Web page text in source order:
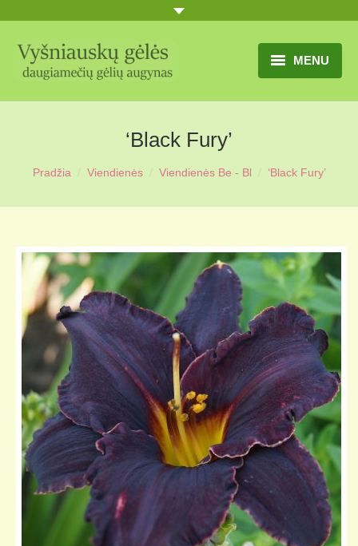
MENU
TITULINIS
GĖLIŲ KATALOGAS
PRANEŠIMAI
KONTAKTAI
APIE MUS
MŪSŲ SODYBA
MŪSŲ AUGYNAS
KELIONIŲ GALERIJA
‘Black Fury’
Pradžia Viendienės Viendienės Be - Bl ‘Black Fury’